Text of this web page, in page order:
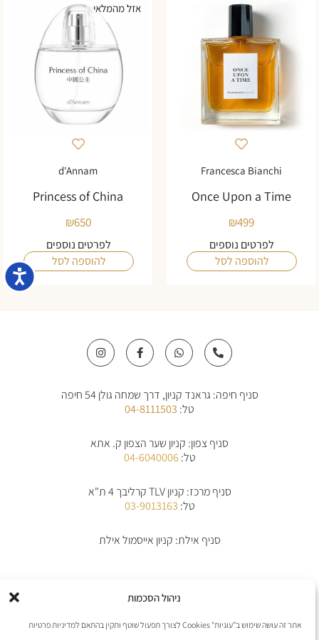
ניהול הסכמות
אתר זה עושה שימוש ב"עוגיות" Cookies לצורך תפעול שוטף ותקין בהתאם למדיניות פרטיות
Francesca Bianchi
Once Upon a Time
₪499
לפרטים נוספים
להוספה לסל
אזל מהמלאי
d'Annam
Princess of China
₪650
לפרטים נוספים
להוספה לסל
P
h
o
-
W
h
a
a
p
F
a
c
o
o
k
f
I
n
s
g
סניף חיפה: גראנד קניון, דרך שמחה גולן 54 חיפה
טל:04-8111503
סניף צפון: קניון שער הצפון ק. אתא
טל:04-6040006
סניף מרכז: קניון TLV קרליבך 4 ת"א
טל:03-9013163
סניף אילת: קניון אייסמול אילת
הצהרת נגישות
אנו מקבלים את כל כרטיסי האשראי למעט פייפל